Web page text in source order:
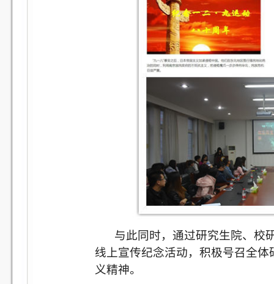
与此同时，通过研究生院、校
线上宣传纪念活动，积极号召全体
义精神。